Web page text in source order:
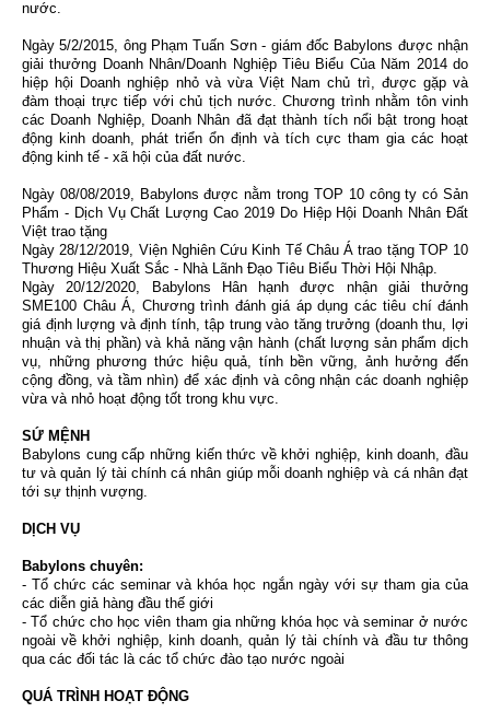
nước.
Ngày 5/2/2015, ông Phạm Tuấn Sơn - giám đốc Babylons được nhận
giải thưởng Doanh Nhân/Doanh Nghiệp Tiêu Biểu Của Năm 2014 do
hiệp hội Doanh nghiệp nhỏ và vừa Việt Nam chủ trì, được gặp và
đàm thoại trực tiếp với chủ tịch nước. Chương trình nhằm tôn vinh
các Doanh Nghiệp, Doanh Nhân đã đạt thành tích nổi bật trong hoạt
động kinh doanh, phát triển ổn định và tích cực tham gia các hoạt
động kinh tế - xã hội của đất nước.
Ngày 08/08/2019, Babylons được nằm trong TOP 10 công ty có Sản
Phẩm - Dịch Vụ Chất Lượng Cao 2019 Do Hiệp Hội Doanh Nhân Đất
Việt trao tặng
Ngày 28/12/2019, Viện Nghiên Cứu Kinh Tế Châu Á trao tặng TOP 10
Thương Hiệu Xuất Sắc - Nhà Lãnh Đạo Tiêu Biểu Thời Hội Nhập.
Ngày 20/12/2020, Babylons Hân hạnh được nhận giải thưởng
SME100 Châu Á, Chương trình đánh giá áp dụng các tiêu chí đánh
giá định lượng và định tính, tập trung vào tăng trưởng (doanh thu, lợi
nhuận và thị phần) và khả năng vận hành (chất lượng sản phẩm dịch
vụ, những phương thức hiệu quả, tính bền vững, ảnh hưởng đến
cộng đồng, và tầm nhìn) để xác định và công nhận các doanh nghiệp
vừa và nhỏ hoạt động tốt trong khu vực.
SỨ MỆNH
Babylons cung cấp những kiến thức về khởi nghiệp, kinh doanh, đầu
tư và quản lý tài chính cá nhân giúp mỗi doanh nghiệp và cá nhân đạt
tới sự thịnh vượng.
DỊCH VỤ
Babylons chuyên:
- Tổ chức các seminar và khóa học ngắn ngày với sự tham gia của
các diễn giả hàng đầu thế giới
- Tổ chức cho học viên tham gia những khóa học và seminar ở nước
ngoài về khởi nghiệp, kinh doanh, quản lý tài chính và đầu tư thông
qua các đối tác là các tổ chức đào tạo nước ngoài
QUÁ TRÌNH HOẠT ĐỘNG